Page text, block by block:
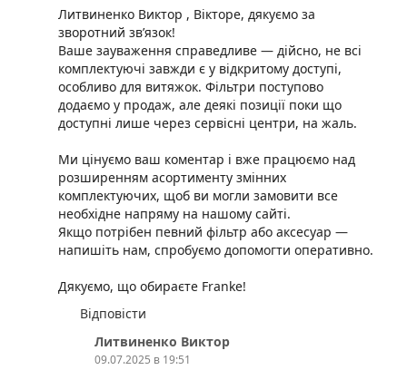
Литвиненко Виктор , Вікторе, дякуємо за
зворотний зв’язок!
Ваше зауваження справедливе — дійсно, не всі
комплектуючі завжди є у відкритому доступі,
особливо для витяжок. Фільтри поступово
додаємо у продаж, але деякі позиції поки що
доступні лише через сервісні центри, на жаль.
Ми цінуємо ваш коментар і вже працюємо над
розширенням асортименту змінних
комплектуючих, щоб ви могли замовити все
необхідне напряму на нашому сайті.
Якщо потрібен певний фільтр або аксесуар —
напишіть нам, спробуємо допомогти оперативно.
Дякуємо, що обираєте Franke!
Відповісти
Литвиненко Виктор
09.07.2025 в 19:51